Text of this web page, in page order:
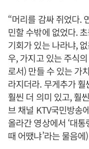
“머리를 감싸 쥐었다.
민할 수밖에 없었다.
기회가 있는 나라냐,
우, 가지고 있는 주식
로서) 만들 수 있는 가
라지더라. 무게추가
훨씬 더 의미 있고, 훨
브 채널 KTV국민방송
올라간 영상에서 ‘대
때 어땠냐’라는 물음에)